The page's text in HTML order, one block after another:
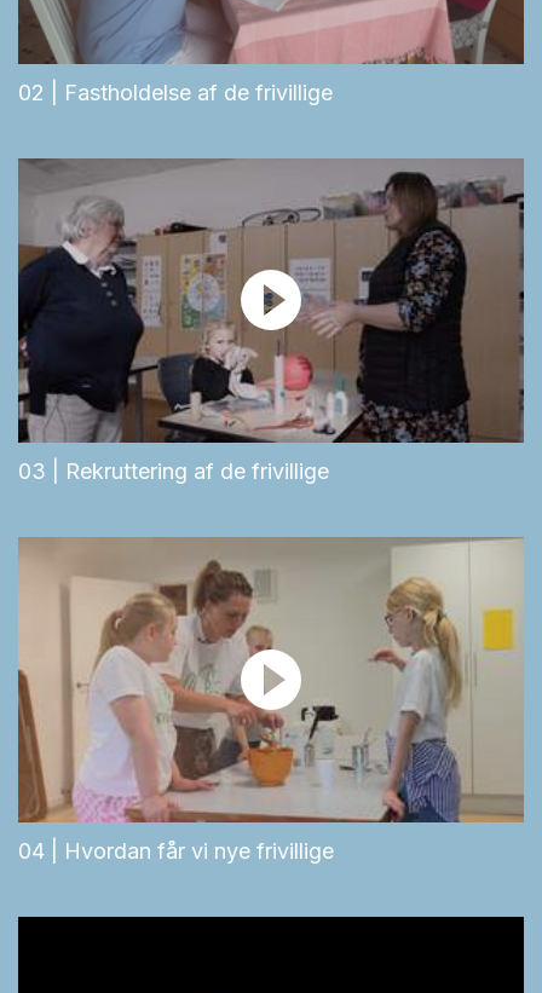
02 | Fastholdelse af de frivillige
03 | Rekruttering af de frivillige
04 | Hvordan får vi nye frivillige